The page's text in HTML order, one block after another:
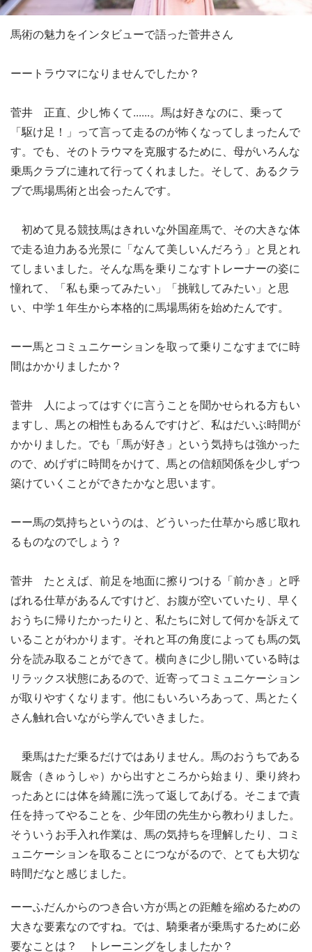
馬術の魅力をインタビューで語った菅井さん
ーートラウマになりませんでしたか？
菅井 正直、少し怖くて......。馬は好きなのに、乗って
「駆け足！」って言って走るのが怖くなってしまったんで
す。でも、そのトラウマを克服するために、母がいろんな
乗馬クラブに連れて行ってくれました。そして、あるクラ
ブで馬場馬術と出会ったんです。
初めて見る競技馬はきれいな外国産馬で、その大きな体
で走る迫力ある光景に「なんて美しいんだろう」と見とれ
てしまいました。そんな馬を乗りこなすトレーナーの姿に
憧れて、「私も乗ってみたい」「挑戦してみたい」と思
い、中学１年生から本格的に馬場馬術を始めたんです。
ーー馬とコミュニケーションを取って乗りこなすまでに時
間はかかりましたか？
菅井 人によってはすぐに言うことを聞かせられる方もい
ますし、馬との相性もあるんですけど、私はだいぶ時間が
かかりました。でも「馬が好き」という気持ちは強かった
ので、めげずに時間をかけて、馬との信頼関係を少しずつ
築けていくことができたかなと思います。
ーー馬の気持ちというのは、どういった仕草から感じ取れ
るものなのでしょう？
菅井 たとえば、前足を地面に擦りつける「前かき」と呼
ばれる仕草があるんですけど、お腹が空いていたり、早く
おうちに帰りたかったりと、私たちに対して何かを訴えて
いることがわかります。それと耳の角度によっても馬の気
分を読み取ることができて。横向きに少し開いている時は
リラックス状態にあるので、近寄ってコミュニケーション
が取りやすくなります。他にもいろいろあって、馬とたく
さん触れ合いながら学んでいきました。
乗馬はただ乗るだけではありません。馬のおうちである
厩舎（きゅうしゃ）から出すところから始まり、乗り終わ
ったあとには体を綺麗に洗って返してあげる。そこまで責
任を持ってやることを、少年団の先生から教わりました。
そういうお手入れ作業は、馬の気持ちを理解したり、コミ
ュニケーションを取ることにつながるので、とても大切な
時間だなと感じました。
ーーふだんからのつき合い方が馬との距離を縮めるための
大きな要素なのですね。では、騎乗者が乗馬するために必
要なことは？ トレーニングをしましたか？